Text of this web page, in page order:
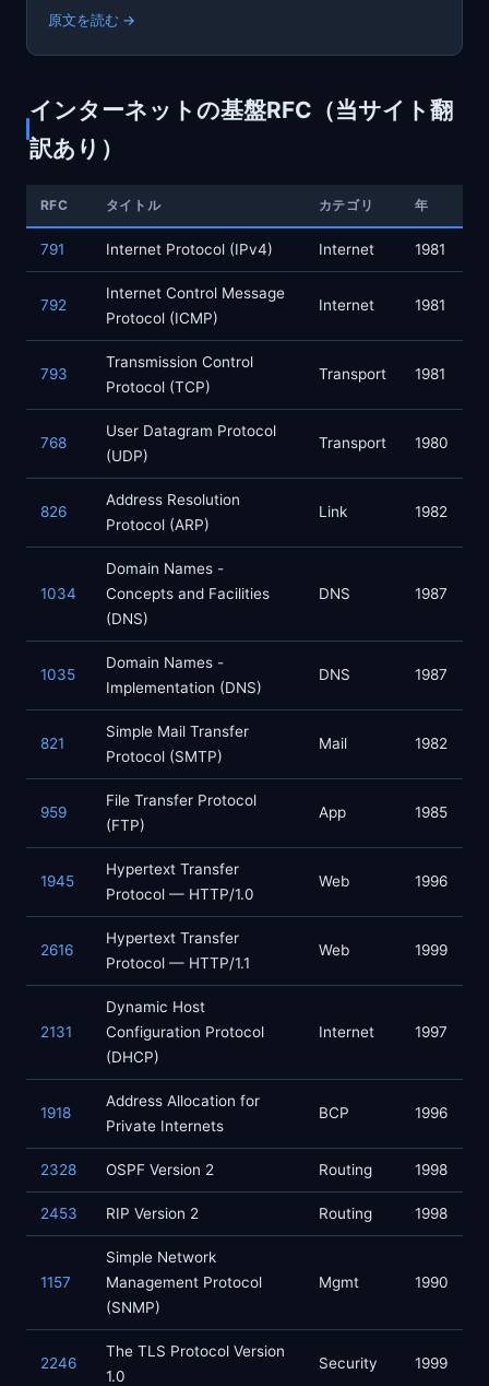
原文を読む →
インターネットの基盤RFC（当サイト翻
訳あり）
RFC タイトル カテゴリ 年
791 Internet Protocol (IPv4) Internet 1981
792
Internet Control Message
Protocol (ICMP)
Internet 1981
793
Transmission Control
Protocol (TCP)
Transport 1981
768
User Datagram Protocol
(UDP)
Transport 1980
826
Address Resolution
Protocol (ARP)
Link 1982
1034
Domain Names -
Concepts and Facilities
(DNS)
DNS 1987
1035
Domain Names -
Implementation (DNS)
DNS 1987
821
Simple Mail Transfer
Protocol (SMTP)
Mail 1982
959
File Transfer Protocol
(FTP)
App 1985
1945
Hypertext Transfer
Protocol — HTTP/1.0
Web 1996
2616
Hypertext Transfer
Protocol — HTTP/1.1
Web 1999
2131
Dynamic Host
Configuration Protocol
(DHCP)
Internet 1997
1918
Address Allocation for
Private Internets
BCP 1996
2328 OSPF Version 2 Routing 1998
2453 RIP Version 2 Routing 1998
1157
Simple Network
Management Protocol
(SNMP)
Mgmt 1990
2246
The TLS Protocol Version
1.0
Security 1999